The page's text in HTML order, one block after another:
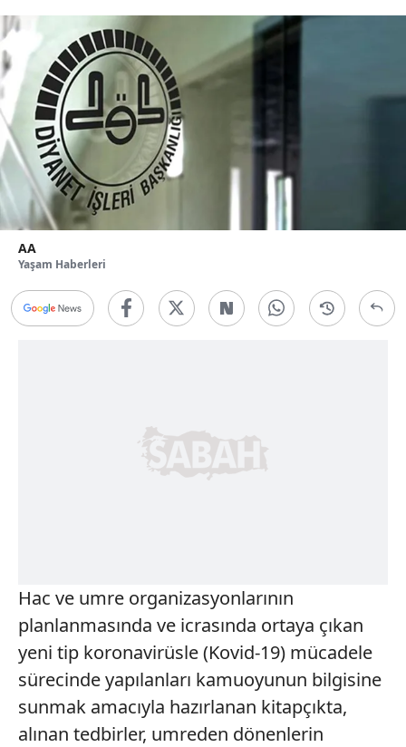
AA
Yaşam Haberleri
Hac ve umre organizasyonlarının
planlanmasında ve icrasında ortaya çıkan
yeni tip koronavirüsle (Kovid-19) mücadele
sürecinde yapılanları kamuoyunun bilgisine
sunmak amacıyla hazırlanan kitapçıkta,
alınan tedbirler, umreden dönenlerin